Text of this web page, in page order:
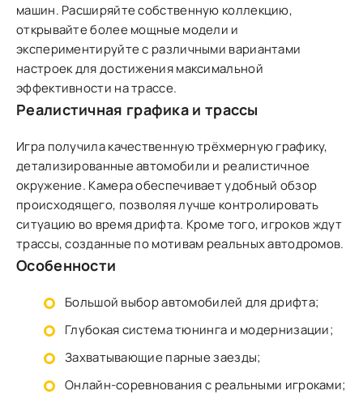
машин. Расширяйте собственную коллекцию,
открывайте более мощные модели и
экспериментируйте с различными вариантами
настроек для достижения максимальной
эффективности на трассе.
Реалистичная графика и трассы
Игра получила качественную трёхмерную графику,
детализированные автомобили и реалистичное
окружение. Камера обеспечивает удобный обзор
происходящего, позволяя лучше контролировать
ситуацию во время дрифта. Кроме того, игроков ждут
трассы, созданные по мотивам реальных автодромов.
Особенности
Большой выбор автомобилей для дрифта;
Глубокая система тюнинга и модернизации;
Захватывающие парные заезды;
Онлайн-соревнования с реальными игроками;